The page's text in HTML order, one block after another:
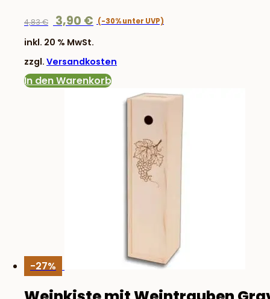
4,83€
Ursprünglicher
war:
4,83 €
3,90 €
inkl. 20 % MwSt.
zzgl. Versandkosten
In den Warenkorb
-27%